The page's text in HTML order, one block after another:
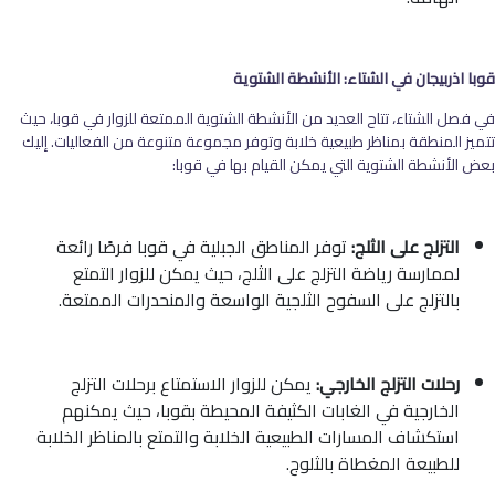
قوبا اذربيجان في الشتاء: الأنشطة الشتوية
في فصل الشتاء، تتاح العديد من الأنشطة الشتوية الممتعة للزوار في قوبا، حيث
تتميز المنطقة بمناظر طبيعية خلابة وتوفر مجموعة متنوعة من الفعاليات. إليك
بعض الأنشطة الشتوية التي يمكن القيام بها في قوبا:
التزلج على الثلج:توفر المناطق الجبلية في قوبا فرصًا رائعة
لممارسة رياضة التزلج على الثلج، حيث يمكن للزوار التمتع
بالتزلج على السفوح الثلجية الواسعة والمنحدرات الممتعة.
رحلات التزلج الخارجي:يمكن للزوار الاستمتاع برحلات التزلج
الخارجية في الغابات الكثيفة المحيطة بقوبا، حيث يمكنهم
استكشاف المسارات الطبيعية الخلابة والتمتع بالمناظر الخلابة
للطبيعة المغطاة بالثلوج.